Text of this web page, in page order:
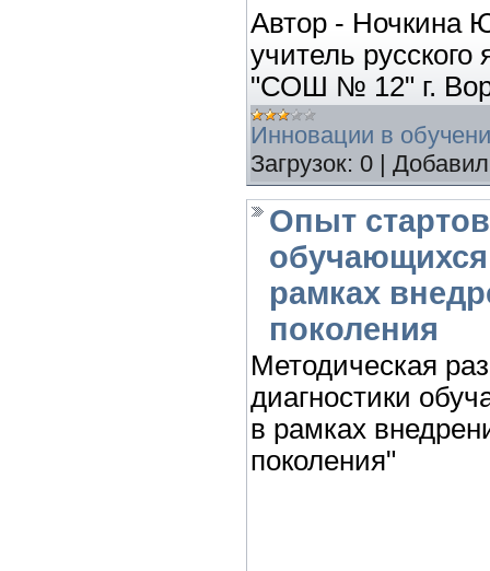
Автор - Ночкина
учитель
"СОШ № 12" г.
Инновации в
Загрузок: 0
Опыт
рамках
поколения
Методическая
диагностики
в рамках
поколения"